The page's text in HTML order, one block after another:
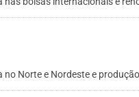
no Norte e Nordeste e